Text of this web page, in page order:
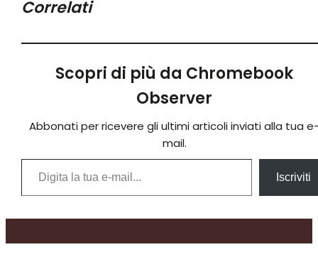
Correlati
Scopri di più da Chromebook
Observer
Abbonati per ricevere gli ultimi articoli inviati alla tua
mail.
Digita la tua e-mail...
Iscriviti